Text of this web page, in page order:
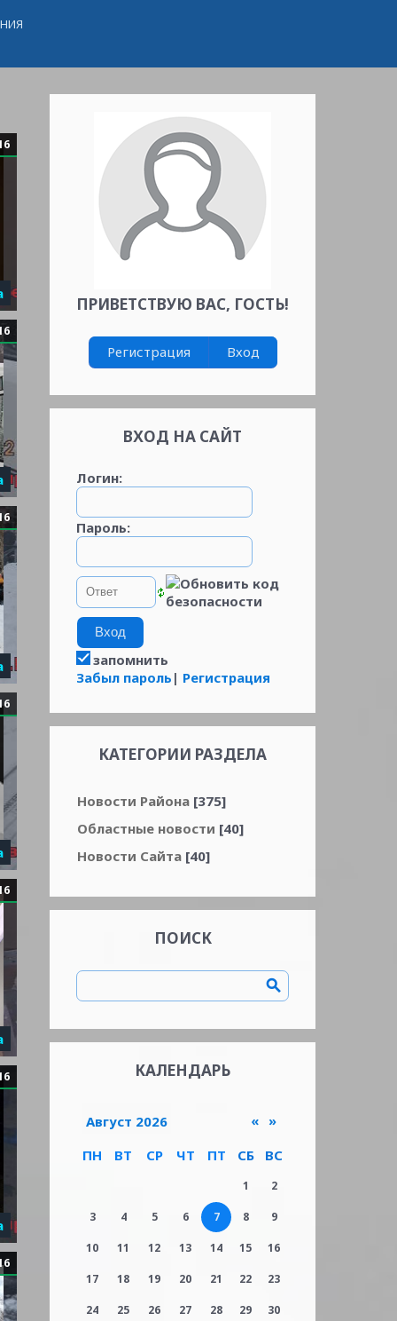
ПРИВЕТСТВУЮ ВАС, ГОСТЬ!
Регистрация Вход
ВХОД НА САЙТ
Логин:
Пароль:
запомнить
Забыл пароль | Регистрация
КАТЕГОРИИ РАЗДЕЛА
Новости Района [375]
Областные новости [40]
Новости Сайта [40]
ПОИСК
КАЛЕНДАРЬ
«
Август 2026
»
ПН
ВТ СР ЧТ ПТ СБ ВС
1 2
3 4 5 6 7 8 9
10 11 12 13 14 15 16
17 18 19 20 21 22 23
24 25 26 27 28 29 30